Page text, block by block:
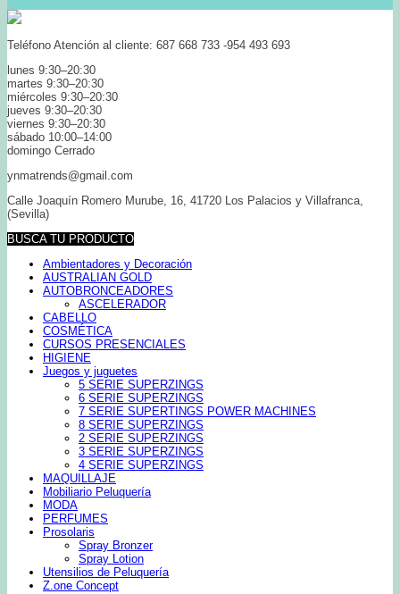
Teléfono Atención al cliente: 687 668 733 -954 493 693
lunes 9:30–20:30
martes 9:30–20:30
miércoles 9:30–20:30
jueves 9:30–20:30
viernes 9:30–20:30
sábado 10:00–14:00
domingo Cerrado
ynmatrends@gmail.com
Calle Joaquín Romero Murube, 16, 41720 Los Palacios y Villafranca,
(Sevilla)
BUSCA TU PRODUCTO
Ambientadores y Decoración
AUSTRALIAN GOLD
AUTOBRONCEADORES
ASCELERADOR
CABELLO
COSMÉTICA
CURSOS PRESENCIALES
HIGIENE
Juegos y juguetes
5 SERIE SUPERZINGS
6 SERIE SUPERZINGS
7 SERIE SUPERTINGS POWER MACHINES
8 SERIE SUPERZINGS
2 SERIE SUPERZINGS
3 SERIE SUPERZINGS
4 SERIE SUPERZINGS
MAQUILLAJE
Mobiliario Peluquería
MODA
PERFUMES
Prosolaris
Spray Bronzer
Spray Lotion
Utensilios de Peluquería
Z.one Concept